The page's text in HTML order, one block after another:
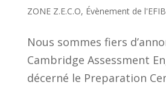
ZONE Z.E.C.O, Évènement de l'EFIB
Nous sommes fiers
Cambridge Assessment
décerné le Preparation